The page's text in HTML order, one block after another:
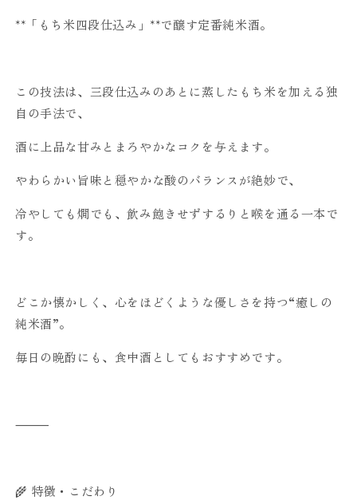
**「もち米四段仕込み」**で醸す定番純米酒。
この技法は、三段仕込みのあとに蒸したもち米を加える独
自の手法で、
酒に上品な甘みとまろやかなコクを与えます。
やわらかい旨味と穏やかな酸のバランスが絶妙で、
冷やしても燗でも、飲み飽きせずするりと喉を通る一本で
す。
どこか懐かしく、心をほどくような優しさを持つ“癒しの
純米酒”。
毎日の晩酌にも、食中酒としてもおすすめです。
⸻
🌾 特徴・こだわり